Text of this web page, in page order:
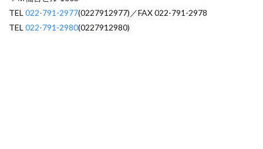
TEL 022-791-2977(0227912977)／FAX 022-791-2978
TEL 022-791-2980(0227912980)